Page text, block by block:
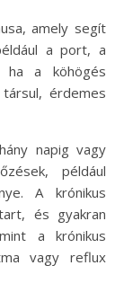
amely segít
a port, a
ha a köhögés
érdemes
napig vagy
például
A krónikus
és gyakran
a krónikus
vagy reflux